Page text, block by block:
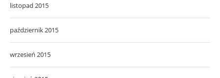
listopad 2015
październik 2015
wrzesień 2015